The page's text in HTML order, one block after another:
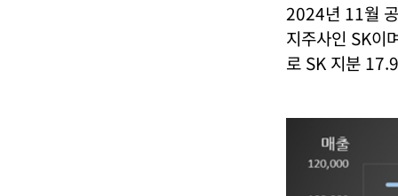
2024년 11월
지주사인 SK이
로 SK 지분